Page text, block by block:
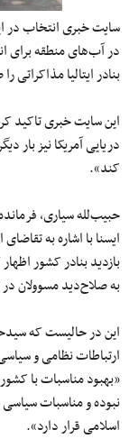
سایت خبری انتخاب در
در آب‌های منطقه برای
بنادر ایتالیا
دریایی آمریکا نیز بار
کند».
ایسنا با اشاره به
بازدید بنادر کشور
به صلاح‌دید مسوولان
ارتباطات نظامی و
«بهبود مناسبات با
نبوده و مناسبات
اسلامی قرار دارد».